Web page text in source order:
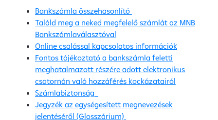
Bankszámla összehasonlító
Találd meg a neked megfelelő számlát az MNB
Bankszámlaválasztóval
Online csalással kapcsolatos információk
Fontos tájékoztató a bankszámla feletti
meghatalmazott részére adott elektronikus
csatornán való hozzáférés kockázatairól
Számlabiztonság
Jegyzék az egységesített megnevezések
jelentéséről (Glosszárium)